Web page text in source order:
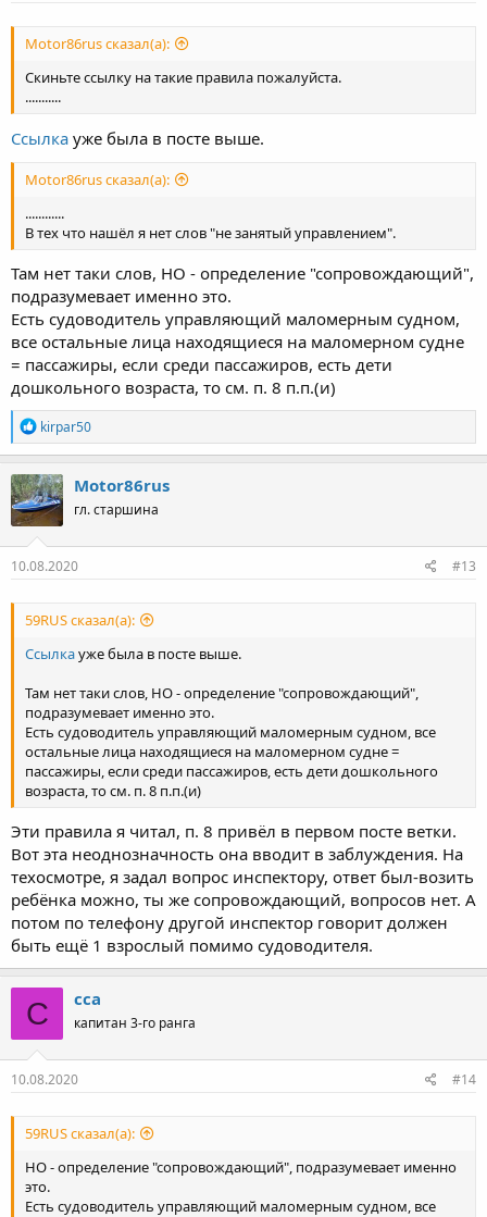
Motor86rus сказал(а):
Скиньте ссылку на такие правила пожалуйста.
...........
Ссылка уже была в посте выше.
Motor86rus сказал(а):
............
В тех что нашёл я нет слов "не занятый управлением".
Там нет таки слов, НО - определение "сопровождающий",
подразумевает именно это.
Есть судоводитель управляющий маломерным судном,
все остальные лица находящиеся на маломерном судне
= пассажиры, если среди пассажиров, есть дети
дошкольного возраста, то см. п. 8 п.п.(и)
Р
е
а
к
ц
и
и
:
kirpar50
Motor86rus
гл. старшина
10.08.2020 #13
59RUS сказал(а):
Ссылкауже была в посте выше.
Там нет таки слов, НО - определение "сопровождающий",
подразумевает именно это.
Есть судоводитель управляющий маломерным судном, все
остальные лица находящиеся на маломерном судне =
пассажиры, если среди пассажиров, есть дети дошкольного
возраста, то см. п. 8 п.п.(и)
Эти правила я читал, п. 8 привёл в первом посте ветки.
Вот эта неоднозначность она вводит в заблуждения. На
техосмотре, я задал вопрос инспектору, ответ был-возить
ребёнка можно, ты же сопровождающий, вопросов нет. А
потом по телефону другой инспектор говорит должен
быть ещё 1 взрослый помимо судоводителя.
С сса
капитан 3-го ранга
10.08.2020 #14
59RUS сказал(а):
НО - определение "сопровождающий", подразумевает именно
это.
Есть судоводитель управляющий маломерным судном, все